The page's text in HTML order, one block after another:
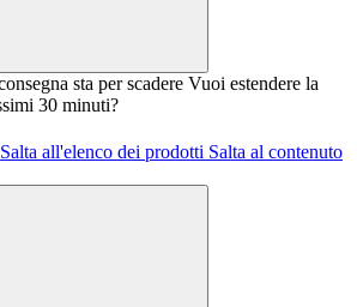
sta per scadere Vuoi estendere la
30 minuti?
Salta all'elenco dei prodotti Salta al contenuto